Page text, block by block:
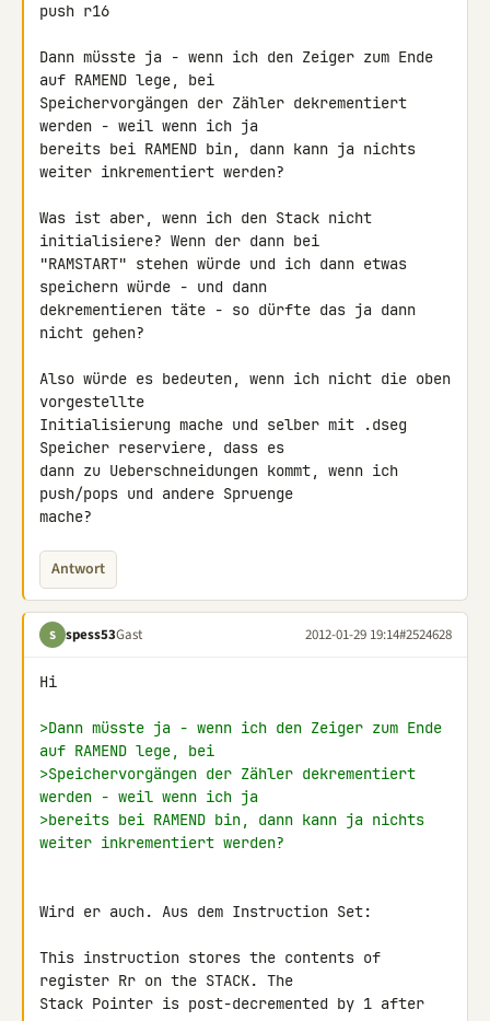
push r16
Dann müsste ja - wenn ich den Zeiger zum Ende
auf RAMEND lege, bei
Speichervorgängen der Zähler dekrementiert
werden - weil wenn ich ja
bereits bei RAMEND bin, dann kann ja nichts
weiter inkrementiert werden?
Was ist aber, wenn ich den Stack nicht
initialisiere? Wenn der dann bei
"RAMSTART" stehen würde und ich dann etwas
speichern würde - und dann
dekrementieren täte - so dürfte das ja dann
nicht gehen?
Also würde es bedeuten, wenn ich nicht die oben
vorgestellte
Initialisierung mache und selber mit .dseg
Speicher reserviere, dass es
dann zu Ueberschneidungen kommt, wenn ich
push/pops und andere Spruenge
mache?
Antwort
S spess53Gast 2012-01-29 19:14#2524628
Hi
>Dann müsste ja - wenn ich den Zeiger zum Ende
auf RAMEND lege, bei
>Speichervorgängen der Zähler dekrementiert
werden - weil wenn ich ja
>bereits bei RAMEND bin, dann kann ja nichts
weiter inkrementiert werden?
Wird er auch. Aus dem Instruction Set:
This instruction stores the contents of
register Rr on the STACK. The
Stack Pointer is post-decremented by 1 after